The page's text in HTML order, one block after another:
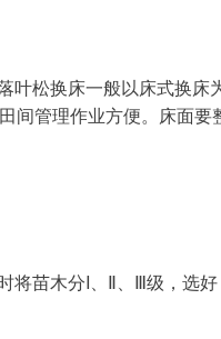
间管理作业方便。床面要
将苗木分I、Ⅱ、Ⅲ级，选